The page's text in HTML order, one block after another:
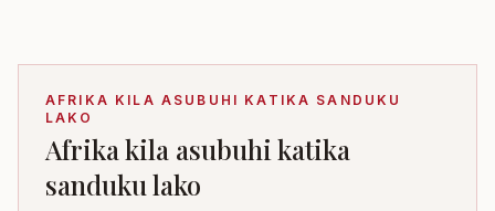
AFRIKA KILA ASUBUHI KATIKA SANDUKU
LAKO
Afrika kila asubuhi katika
sanduku lako